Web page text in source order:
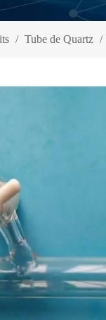
/ Tube de Quartz /